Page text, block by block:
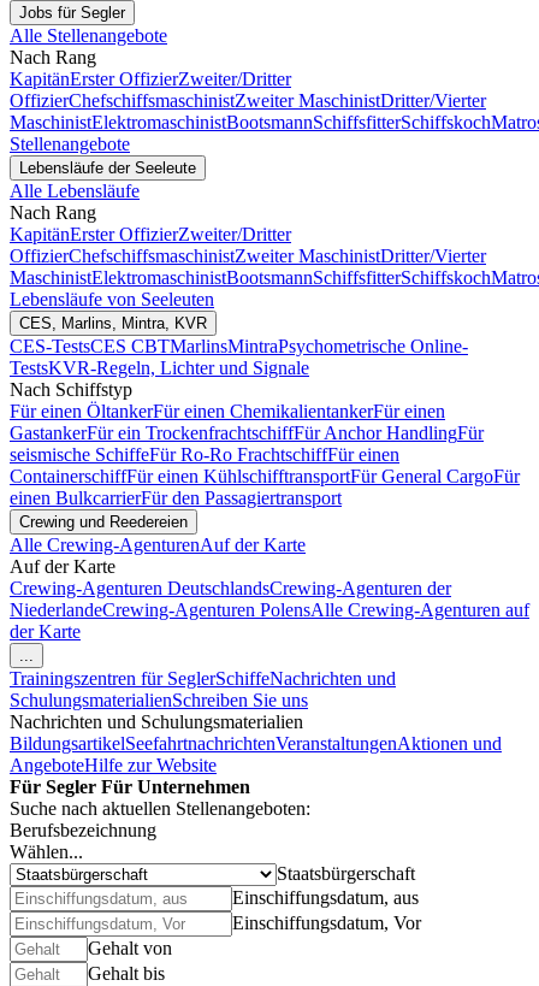
Jobs für Segler
Alle Stellenangebote
Nach Rang
KapitänErster OffizierZweiter/Dritter
OffizierChefschiffsmaschinistZweiter MaschinistDritter/Vierter
MaschinistElektromaschinistBootsmannSchiffsfitterSchiffskoch
Stellenangebote
Lebensläufe der Seeleute
Alle Lebensläufe
Nach Rang
KapitänErster OffizierZweiter/Dritter
OffizierChefschiffsmaschinistZweiter MaschinistDritter/Vierter
MaschinistElektromaschinistBootsmannSchiffsfitterSchiffskoch
Lebensläufe von Seeleuten
CES, Marlins, Mintra, KVR
CES-TestsCES CBTMarlinsMintraPsychometrische Online-
TestsKVR-Regeln, Lichter und Signale
Nach Schiffstyp
Für einen ÖltankerFür einen ChemikalientankerFür einen
GastankerFür ein TrockenfrachtschiffFür Anchor HandlingFür
seismische SchiffeFür Ro-Ro FrachtschiffFür einen
ContainerschiffFür einen KühlschifftransportFür General CargoFür
einen BulkcarrierFür den Passagiertransport
Crewing und Reedereien
Alle Crewing-AgenturenAuf der Karte
Auf der Karte
Crewing-Agenturen DeutschlandsCrewing-Agenturen der
NiederlandeCrewing-Agenturen PolensAlle Crewing-Agenturen auf
der Karte
...
Trainingszentren für SeglerSchiffeNachrichten und
SchulungsmaterialienSchreiben Sie uns
Nachrichten und Schulungsmaterialien
BildungsartikelSeefahrtnachrichtenVeranstaltungenAktionen und
AngeboteHilfe zur Website
Für Segler Für Unternehmen
Suche nach aktuellen Stellenangeboten:
Berufsbezeichnung
Wählen...
Staatsbürgerschaft
Einschiffungsdatum, aus
Einschiffungsdatum, Vor
Gehalt von
Gehalt bis